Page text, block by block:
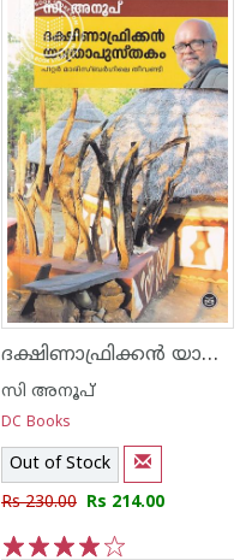
ദക്ഷിണാഫ്രിക്കന്‍ യാത്രാപുസ്തകം
സി അനൂപ്
DC Books
Out of Stock
Rs 230.00 Rs 214.00